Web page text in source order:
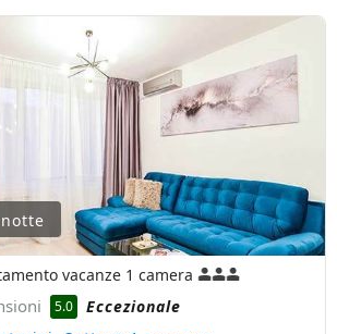
notte
vacanze 1 camera
5.0
Eccezionale